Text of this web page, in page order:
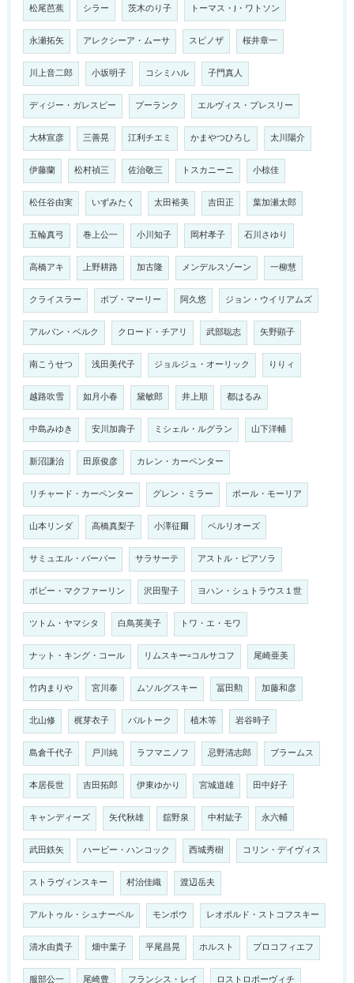
松尾芭蕉 シラー 茨木のり子 トーマス・J・ワトソン
永瀬拓矢 アレクシーア・ムーサ スピノザ 桜井章一
川上音二郎 小坂明子 コシミハル 子門真人
ディジー・ガレスピー プーランク エルヴィス・プレスリー
大林宣彦 三善晃 江利チエミ かまやつひろし 太川陽介
伊藤蘭 松村禎三 佐治敬三 トスカニーニ 小椋佳
松任谷由実 いずみたく 太田裕美 吉田正 葉加瀬太郎
五輪真弓 巻上公一 小川知子 岡村孝子 石川さゆり
高橋アキ 上野耕路 加古隆 メンデルスゾーン 一柳慧
クライスラー ボブ・マーリー 阿久悠 ジョン・ウイリアムズ
アルバン・ベルク クロード・チアリ 武部聡志 矢野顕子
南こうせつ 浅田美代子 ジョルジュ・オーリック りりィ
越路吹雪 如月小春 黛敏郎 井上順 都はるみ
中島みゆき 安川加壽子 ミシェル・ルグラン 山下洋輔
新沼謙治 田原俊彦 カレン・カーペンター
リチャード・カーペンター グレン・ミラー ポール・モーリア
山本リンダ 高橋真梨子 小澤征爾 ベルリオーズ
サミュエル・バーバー サラサーテ アストル・ピアソラ
ボビー・マクファーリン 沢田聖子 ヨハン・シュトラウス１世
ツトム・ヤマシタ 白鳥英美子 トワ・エ・モワ
ナット・キング・コール リムスキー=コルサコフ 尾崎亜美
竹内まりや 宮川泰 ムソルグスキー 冨田勲 加藤和彦
北山修 梶芽衣子 バルトーク 植木等 岩谷時子
島倉千代子 戸川純 ラフマニノフ 忌野清志郎 ブラームス
本居長世 吉田拓郎 伊東ゆかり 宮城道雄 田中好子
キャンディーズ 矢代秋雄 舘野泉 中村紘子 永六輔
武田鉄矢 ハービー・ハンコック 西城秀樹 コリン・デイヴィス
ストラヴィンスキー 村治佳織 渡辺岳夫
アルトゥル・シュナーベル モンポウ レオポルド・ストコフスキー
清水由貴子 畑中葉子 平尾昌晃 ホルスト プロコフィエフ
服部公一 尾崎豊 フランシス・レイ ロストロポーヴィチ